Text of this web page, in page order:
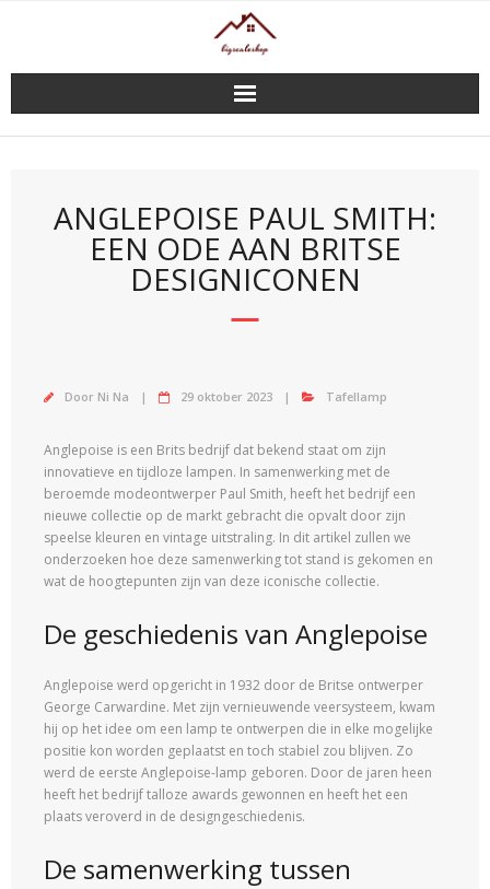
ANGLEPOISE PAUL SMITH:
EEN ODE AAN BRITSE
DESIGNICONEN
Door Ni Na 29 oktober 2023 Tafellamp
Anglepoise is een Brits bedrijf dat bekend staat om zijn
innovatieve en tijdloze lampen. In samenwerking met de
beroemde modeontwerper Paul Smith, heeft het bedrijf een
nieuwe collectie op de markt gebracht die opvalt door zijn
speelse kleuren en vintage uitstraling. In dit artikel zullen we
onderzoeken hoe deze samenwerking tot stand is gekomen en
wat de hoogtepunten zijn van deze iconische collectie.
De geschiedenis van Anglepoise
Anglepoise werd opgericht in 1932 door de Britse ontwerper
George Carwardine. Met zijn vernieuwende veersysteem, kwam
hij op het idee om een lamp te ontwerpen die in elke mogelijke
positie kon worden geplaatst en toch stabiel zou blijven. Zo
werd de eerste Anglepoise-lamp geboren. Door de jaren heen
heeft het bedrijf talloze awards gewonnen en heeft het een
plaats veroverd in de designgeschiedenis.
De samenwerking tussen